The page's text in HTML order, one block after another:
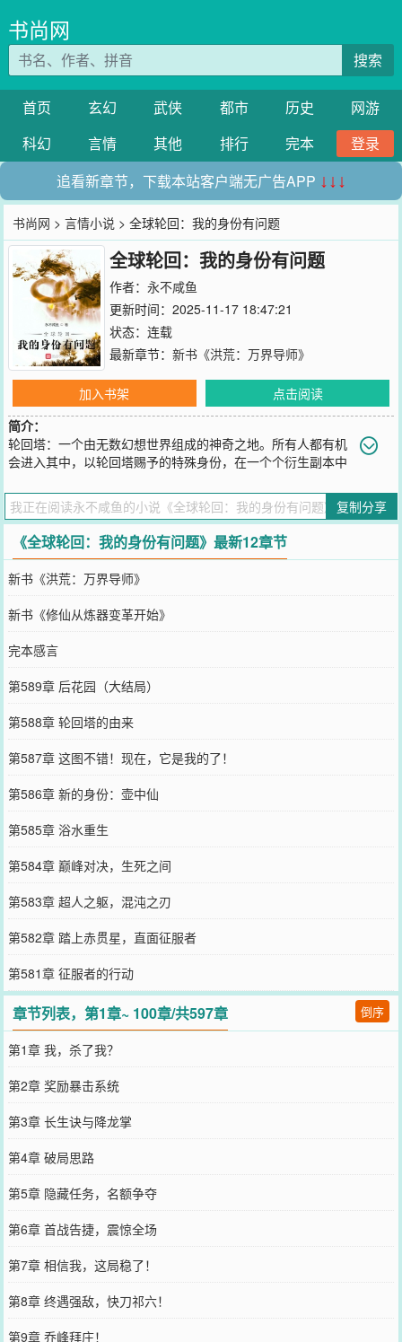
书尚网
搜索
首页 玄幻 武侠 都市 历史
网游
科幻
言情 其他 排行 完本
登录
追看新章节，下载本站客户端无广告APP ↓↓↓
书尚网 >言情小说 > 全球轮回：我的身份有问题
全球轮回：我的身份有问题
作者： 永不咸鱼
更新时间：2025-11-17 18:47:21
状态：连载
最新章节： 新书《洪荒：万界导师》
加入书架
点击阅读
简介：
轮回塔：一个由无数幻想世界组成的神奇之地。所有人都有机
会进入其中，以轮回塔赐予的特殊身份，在一个个衍生副本中
家来说困难无比的副本，都是他前世看过的各种小说、影视、游戏作
品。而网络上所流传的那些，被无数人封为金科玉律的所谓攻略，也
不过是盲人摸象、管中窥豹而已！于是乎，张放意识到，自己一飞冲
天的日子终于到了！然后……第一个轮回世界，张放根据前世的记
忆，在问卷调查环节选定了名门之后、家破人亡、流落江湖、爱上毒
女、是个足控、偶得秘籍、身中寒毒、练成神功、出任武林最大势力
的CEO。张放：“漂亮的女人不能相信，貌似忠良的男人更不能相
信！”远处：“乔峰前来拜庄！”张放：？？？……动漫世界，痛定思痛
的张放决定选择一个标准性的主角模板，于是在问卷调查中，列出了
梦想、热血、奋斗、友情、激战、自由、不计后果的将目标贯彻始
终。张放：“我王路飞，是要成为海贼王的男人！”旁人：“贫道王也，
见过马教主。”张放：？？？……电影世界、游戏世界、仙侠世界……
千帆过尽之后，张放的内心是崩溃的。话说，我的身份，怎么总是出
问题！？
您要是觉得《
全球轮回：我的身份有问题
您QQ群和微博微信里的朋友推荐哦！
复制分享
《全球轮回：我的身份有问题》最新12章节
新书《洪荒：万界导师》
新书《修仙从炼器变革开始》
完本感言
第589章 后花园（大结局）
第588章 轮回塔的由来
第587章 这图不错！现在，它是我的了！
第586章 新的身份：壶中仙
第585章 浴水重生
第584章 巅峰对决，生死之间
第583章 超人之躯，混沌之刃
第582章 踏上赤贯星，直面征服者
第581章 征服者的行动
章节列表，第1章~ 100章/共597章 倒序
第1章 我，杀了我？
第2章 奖励暴击系统
第3章 长生诀与降龙掌
第4章 破局思路
第5章 隐藏任务，名额争夺
第6章 首战告捷，震惊全场
第7章 相信我，这局稳了！
第8章 终遇强敌，快刀祁六！
第9章 乔峰拜庄！